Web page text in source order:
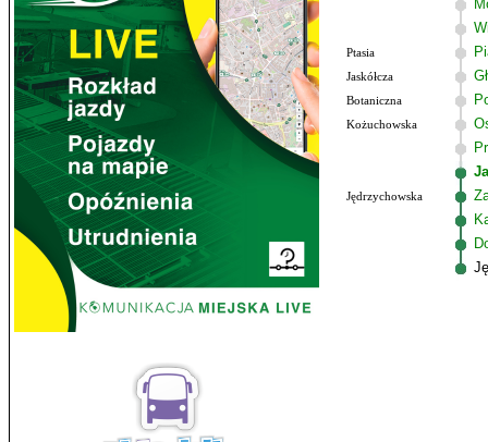
Ptasia
Jaskółcza
Botaniczna
Kożuchowska
Jędrzychowska